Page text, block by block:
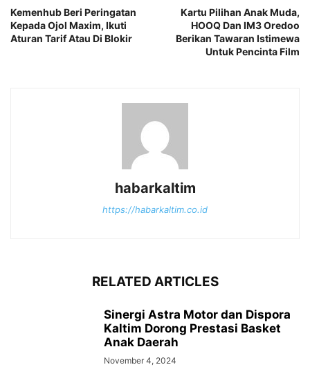
Kemenhub Beri Peringatan
Kepada Ojol Maxim, Ikuti
Aturan Tarif Atau Di Blokir
Kartu Pilihan Anak Muda,
HOOQ Dan IM3 Oredoo
Berikan Tawaran Istimewa
Untuk Pencinta Film
habarkaltim
https://habarkaltim.co.id
RELATED ARTICLES
Sinergi Astra Motor dan Dispora
Kaltim Dorong Prestasi Basket
Anak Daerah
November 4, 2024